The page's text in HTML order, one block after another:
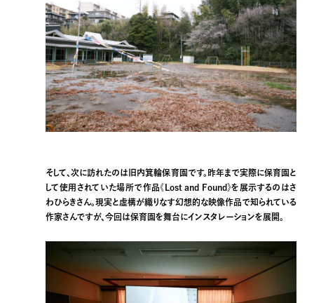
そして、次に訪れたのは旧内箕輪保育園です。昨年まで実際に保育園と
して使用されていた場所で作品《Lost and Found》を展示するのはさ
わひらきさん。現実と虚構が織りなす幻想的な映像作品で知られている
作家さんですが、今回は保育園を舞台にインスタレーションを展開。